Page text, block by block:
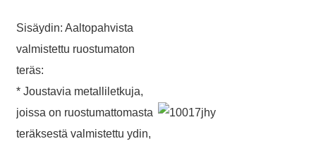
Sisäydin: Aaltopahvista
valmistettu ruostumaton
teräs:
* Joustavia metalliletkuja,
joissa on ruostumattomasta
teräksestä valmistettu ydin,